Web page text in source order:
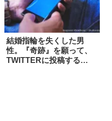
結婚指輪を失くした男
性。『奇跡』を願って、
TWITTERに投稿する